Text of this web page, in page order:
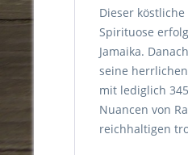
Dieser
Spirituose
Jamaika.
seine
mit lediglich
Nuancen von
reichhaltigen